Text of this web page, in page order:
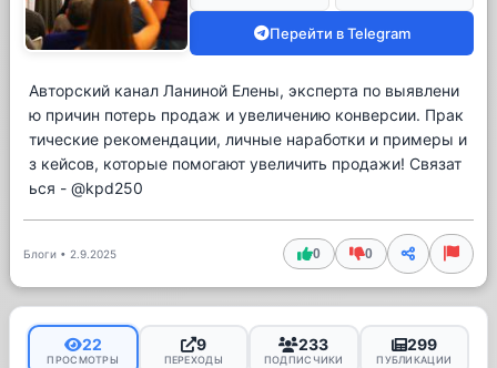
Перейти в Telegram
Авторский канал Ланиной Елены, эксперта по выявлени
ю причин потерь продаж и увеличению конверсии. Прак
тические рекомендации, личные наработки и примеры и
з кейсов, которые помогают увеличить продажи! Связат
ься - @kpd250
Блоги • 2.9.2025 0 0
22
ПРОСМОТРЫ
9
ПЕРЕХОДЫ
233
ПОДПИСЧИКИ
299
ПУБЛИКАЦИИ